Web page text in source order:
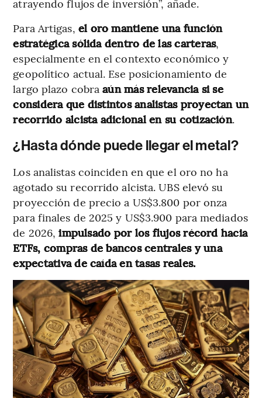
atrayendo flujos de inversión”, añade.
Para Artigas, el oro mantiene una función
estratégica sólida dentro de las carteras,
especialmente en el contexto económico y
geopolítico actual. Ese posicionamiento de
largo plazo cobraaún más relevancia si se
considera que distintos analistas proyectan un
recorrido alcista adicional en su cotización.
¿Hasta dónde puede llegar el metal?
Los analistas coinciden en que el oro no ha
agotado su recorrido alcista. UBS elevó su
proyección de precio a US$3.800 por onza
para finales de 2025 y US$3.900 para mediados
de 2026,impulsado por los flujos récord hacia
ETFs, compras de bancos centrales y una
expectativa de caída en tasas reales.